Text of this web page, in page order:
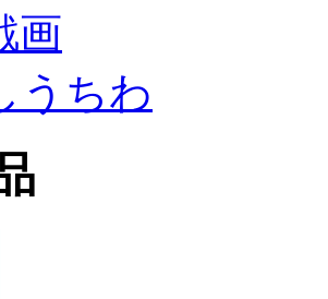
画
うちわ